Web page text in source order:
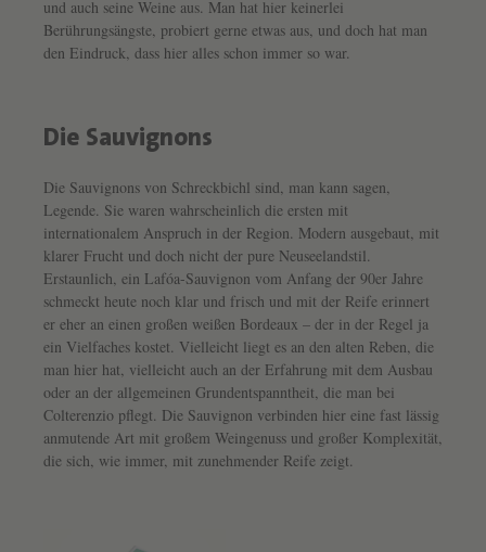
und auch seine Weine aus. Man hat hier keinerlei
Berührungsängste, probiert gerne etwas aus, und doch hat man
den Eindruck, dass hier alles schon immer so war.
Die Sauvignons
Die Sauvignons von Schreckbichl sind, man kann sagen,
Legende. Sie waren wahrscheinlich die ersten mit
internationalem Anspruch in der Region. Modern ausgebaut, mit
klarer Frucht und doch nicht der pure Neuseelandstil.
Erstaunlich, ein Lafóa-Sauvignon vom Anfang der 90er Jahre
schmeckt heute noch klar und frisch und mit der Reife erinnert
er eher an einen großen weißen Bordeaux – der in der Regel ja
ein Vielfaches kostet. Vielleicht liegt es an den alten Reben, die
man hier hat, vielleicht auch an der Erfahrung mit dem Ausbau
oder an der allgemeinen Grundentspanntheit, die man bei
Colterenzio pflegt. Die Sauvignon verbinden hier eine fast lässig
anmutende Art mit großem Weingenuss und großer Komplexität,
die sich, wie immer, mit zunehmender Reife zeigt.